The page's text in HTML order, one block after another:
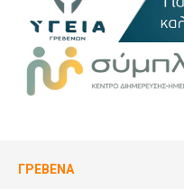
ΓΡΕΒΕΝΆ